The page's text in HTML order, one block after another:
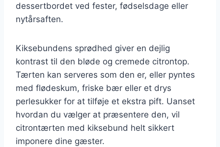
dessertbordet ved fester, fødselsdage eller
nytårsaften.
Kiksebundens sprødhed giver en dejlig
kontrast til den bløde og cremede citrontop.
Tærten kan serveres som den er, eller pyntes
med flødeskum, friske bær eller et drys
perlesukker for at tilføje et ekstra pift. Uanset
hvordan du vælger at præsentere den, vil
citrontærten med kiksebund helt sikkert
imponere dine gæster.